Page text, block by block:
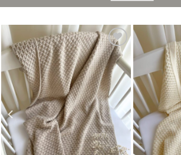
Mėgstamiausias